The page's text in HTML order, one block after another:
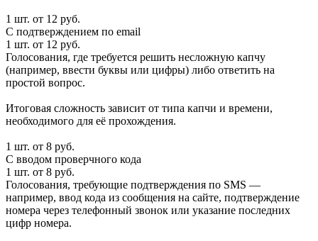
1 шт. от 12 руб.
С подтверждением по email
1 шт. от 12 руб.
Голосования, где требуется решить несложную капчу
(например, ввести буквы или цифры) либо ответить на
простой вопрос.
Итоговая сложность зависит от типа капчи и времени,
необходимого для её прохождения.
1 шт. от 8 руб.
С вводом проверчного кода
1 шт. от 8 руб.
Голосования, требующие подтверждения по SMS —
например, ввод кода из сообщения на сайте, подтверждение
номера через телефонный звонок или указание последних
цифр номера.